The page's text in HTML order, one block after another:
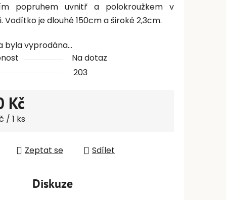
popruhem uvnitř a polokroužkem v
Vodítko je dlouhé 150cm a široké 2,3cm.
byla vyprodána…
Na dotaz
203
Kč
cena:
/ 1 ks
Zeptat se Sdílet
Diskuze